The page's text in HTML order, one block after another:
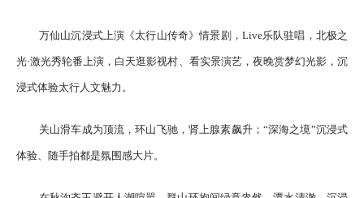
万仙山沉浸式上演《太行山传奇》情景剧，Live乐队驻唱，北极之
光·激光秀轮番上演，白天逛影视村、看实景演艺，夜晚赏梦幻光影，沉
浸式体验太行人文魅力。
关山滑车成为顶流，环山飞驰，肾上腺素飙升；“深海之境”沉浸式
体验、随手拍都是氛围感大片。